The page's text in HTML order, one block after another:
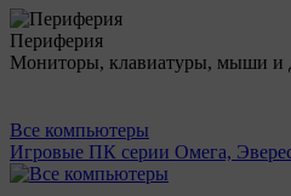
Периферия
Мониторы, клавиатуры, мыши и
Все компьютеры
Игровые ПК серии Омега,